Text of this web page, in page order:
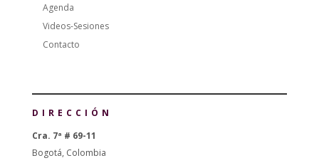
Agenda
Videos-Sesiones
Contacto
DIRECCIÓN
Cra. 7ª # 69-11
Bogotá, Colombia